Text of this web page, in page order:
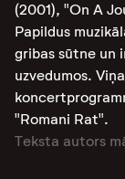
(2001), "On A
Papildus
gribas sūtne un
uzvedumos.
"Romani Rat"​.
Teksta autors